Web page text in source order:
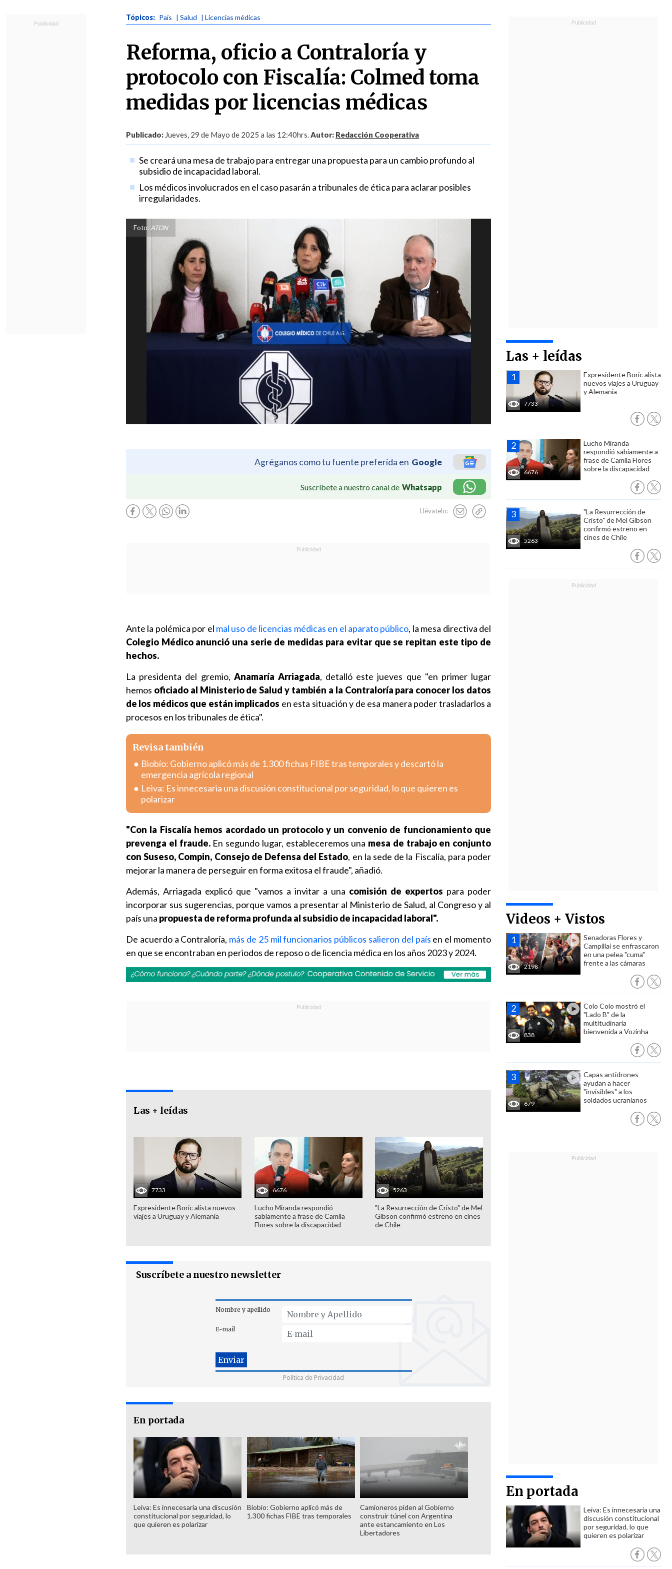
Tópicos: País | Salud | Licencias médicas
Reforma, oficio a Contraloría y
protocolo con Fiscalía: Colmed toma
medidas por licencias médicas
Publicado: Jueves, 29 de Mayo de 2025 a las 12:40hrs.Autor: Redacción Cooperativa
Se creará una mesa de trabajo para entregar una propuesta para un cambio profundo al
subsidio de incapacidad laboral.
Los médicos involucrados en el caso pasarán a tribunales de ética para aclarar posibles
irregularidades.
Foto: ATON
Agréganos como tu fuente preferida en Google
Suscríbete a nuestro canal de Whatsapp
Llévatelo:
Las + leídas
7733
Expresidente Boric alista
nuevos viajes a Uruguay
y Alemania
6676
Lucho Miranda
respondió sabiamente a
frase de Camila Flores
sobre la discapacidad
5263
"La Resurrección de
Cristo" de Mel Gibson
confirmó estreno en
cines de Chile
Videos + Vistos
2198
Senadoras Flores y
Campillai se enfrascaron
en una pelea "cuma"
frente a las cámaras
838
Colo Colo mostró el
"Lado B" de la
multitudinaria
bienvenida a Vozinha
679
Capas antidrones
ayudan a hacer
"invisibles" a los
soldados ucranianos
En portada
Leiva: Es innecesaria una
discusión constitucional
por seguridad, lo que
quieren es polarizar
Ante la polémica por el mal uso de licencias médicas en el aparato público, la mesa directiva del
Colegio Médico anunció una serie de medidas para evitar que se repitan este tipo de
hechos.
La presidenta del gremio, Anamaría Arriagada, detalló este jueves que "en primer lugar
hemos oficiado al Ministerio de Salud y también a la Contraloría para conocer los datos
de los médicos que están implicados en esta situación y de esa manera poder trasladarlos a
procesos en los tribunales de ética".
Revisa también
Biobío: Gobierno aplicó más de 1.300 fichas FIBE tras temporales y descartó la
emergencia agrícola regional
Leiva: Es innecesaria una discusión constitucional por seguridad, lo que quieren es
polarizar
"Con la Fiscalía hemos acordado un protocolo y un convenio de funcionamiento que
prevenga el fraude.En segundo lugar, estableceremos una mesa de trabajo en conjunto
con Suseso, Compin, Consejo de Defensa del Estado, en la sede de la Fiscalía, para poder
mejorar la manera de perseguir en forma exitosa el fraude", añadió.
Además, Arriagada explicó que "vamos a invitar a una comisión de expertos para poder
incorporar sus sugerencias, porque vamos a presentar al Ministerio de Salud, al Congreso y al
país una propuesta de reforma profunda al subsidio de incapacidad laboral".
De acuerdo a Contraloría, más de 25 mil funcionarios públicos salieron del país en el momento
en que se encontraban en periodos de reposo o de licencia médica en los años 2023 y 2024.
Las + leídas
7733
Expresidente Boric alista nuevos
viajes a Uruguay y Alemania
6676
Lucho Miranda respondió
sabiamente a frase de Camila
Flores sobre la discapacidad
5263
"La Resurrección de Cristo" de Mel
Gibson confirmó estreno en cines
de Chile
Suscríbete a nuestro newsletter
Nombre y apellido
E-mail
Política de Privacidad
En portada
Leiva: Es innecesaria una discusión
constitucional por seguridad, lo
que quieren es polarizar
Biobío: Gobierno aplicó más de
1.300 fichas FIBE tras temporales
Camioneros piden al Gobierno
construir túnel con Argentina
ante estancamiento en Los
Libertadores